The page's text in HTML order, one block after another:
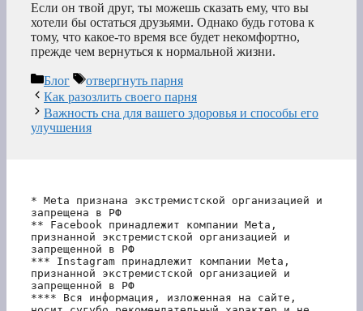
Если он твой друг, ты можешь сказать ему, что вы
хотели бы остаться друзьями. Однако будь готова к
тому, что какое-то время все будет некомфортно,
прежде чем вернуться к нормальной жизни.
Рубрики
Блог Метки
отвергнуть парня
Как разозлить своего парня
Важность сна для вашего здоровья и способы его
улучшения
* Meta признана экстремистской организацией и
запрещена в РФ
** Facebook принадлежит компании Meta,
признанной экстремистской организацией и
запрещенной в РФ
*** Instagram принадлежит компании Meta,
признанной экстремистской организацией и
запрещенной в РФ
**** Вся информация, изложенная на сайте,